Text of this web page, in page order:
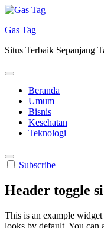
Skip
content
Gas Tag
Situs Terbaik Sepanjang
Beranda
Umum
Bisnis
Kesehatan
Teknologi
Subscribe
Header toggle
This is an example
looks by default. You can